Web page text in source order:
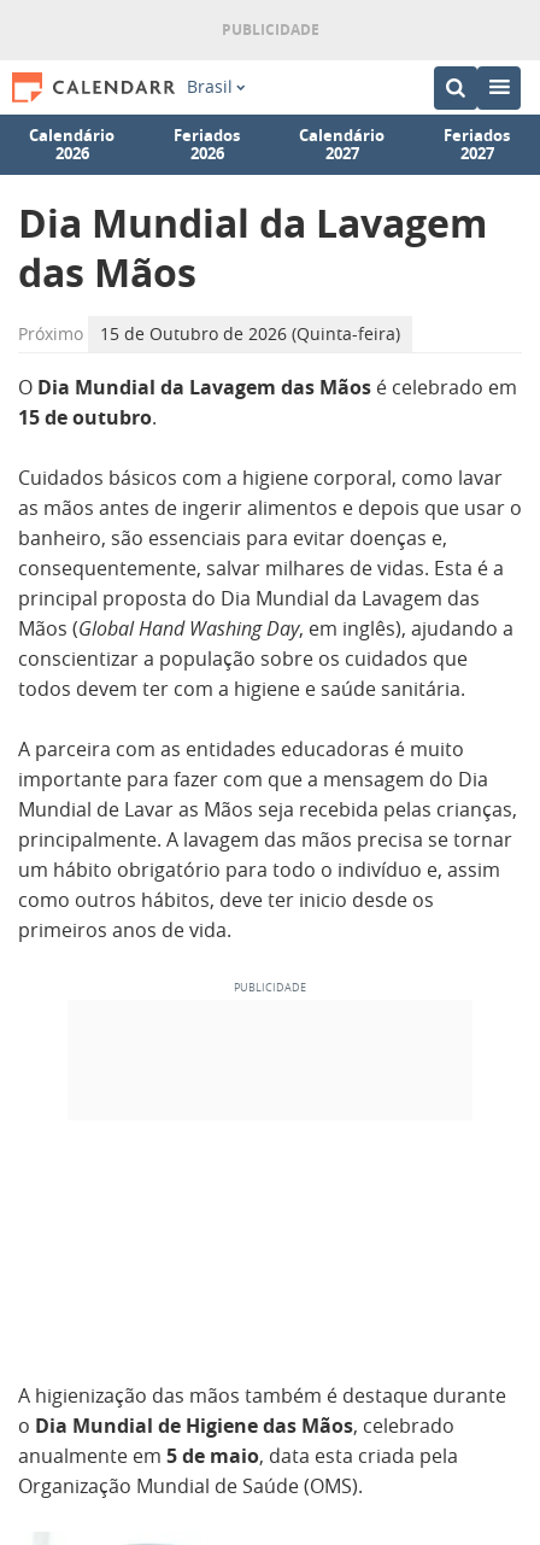
Brasil
Calendário
2026
Feriados
2026
Calendário
2027
Feriados
2027
Dia Mundial da Lavagem
das Mãos
Próximo 15 de Outubro de 2026 (Quinta-feira)
O Dia Mundial da Lavagem das Mãos é celebrado em
15 de outubro.
Cuidados básicos com a higiene corporal, como lavar
as mãos antes de ingerir alimentos e depois que usar o
banheiro, são essenciais para evitar doenças e,
consequentemente, salvar milhares de vidas. Esta é a
principal proposta do Dia Mundial da Lavagem das
Mãos (Global Hand Washing Day, em inglês), ajudando a
conscientizar a população sobre os cuidados que
todos devem ter com a higiene e saúde sanitária.
A parceira com as entidades educadoras é muito
importante para fazer com que a mensagem do Dia
Mundial de Lavar as Mãos seja recebida pelas crianças,
principalmente. A lavagem das mãos precisa se tornar
um hábito obrigatório para todo o indivíduo e, assim
como outros hábitos, deve ter inicio desde os
primeiros anos de vida.
A higienização das mãos também é destaque durante
o Dia Mundial de Higiene das Mãos, celebrado
anualmente em 5 de maio, data esta criada pela
Organização Mundial de Saúde (OMS).